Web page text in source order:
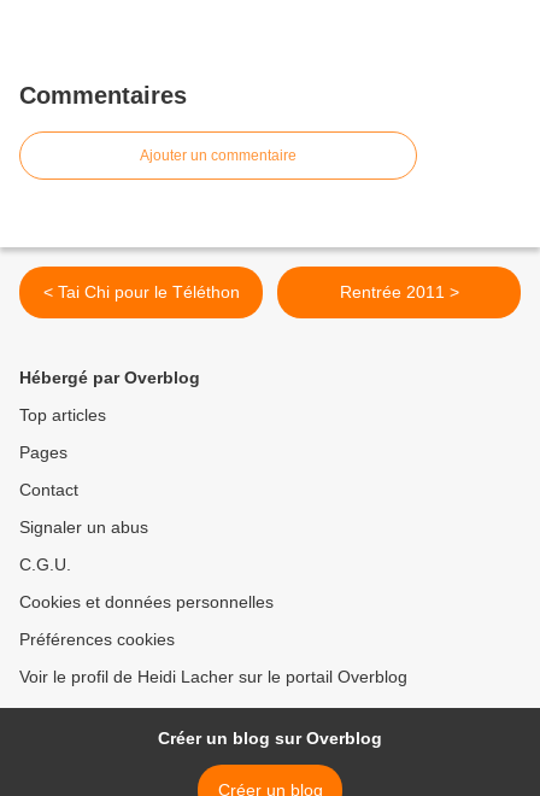
Commentaires
Ajouter un commentaire
< Tai Chi pour le Téléthon Rentrée 2011 >
Hébergé par Overblog
Top articles
Pages
Contact
Signaler un abus
C.G.U.
Cookies et données personnelles
Préférences cookies
Voir le profil de Heidi Lacher sur le portail Overblog
Créer un blog sur Overblog
Créer un blog